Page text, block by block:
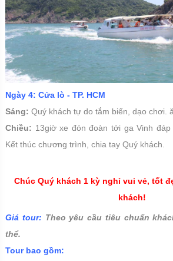
Ngày 4: Cửa lò - TP. HCM
Sáng: Quý khách tự do tắm biến, dạo chơi.
Chiều: 13giờ xe đón đoàn tới ga Vinh đáp
Kết thúc chương trình, chia tay Quý khách.
Chúc Quý khách 1 kỳ nghỉ vui vẻ, tốt
khách!
Giá tour: Theo yêu cầu tiêu chuẩn
thể.
Tour bao gồm: